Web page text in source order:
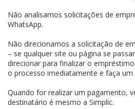
Não analisamos solicitações de
WhatsApp.
Não direcionamos a solicitação de
– se qualquer site ou página se
direcionar para finalizar o
o processo imediatamente e faça
Quando for realizar um pagamento,
destinatário é mesmo a Simplic.